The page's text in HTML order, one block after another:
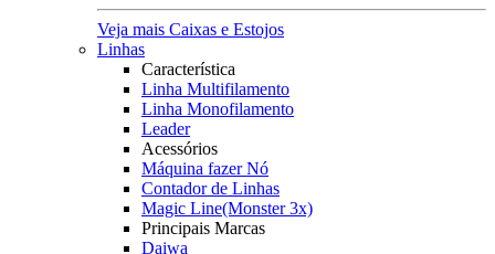
Veja mais Caixas e Estojos
Linhas
Característica
Linha Multifilamento
Linha Monofilamento
Leader
Acessórios
Máquina fazer Nó
Contador de Linhas
Magic Line(Monster 3x)
Principais Marcas
Daiwa